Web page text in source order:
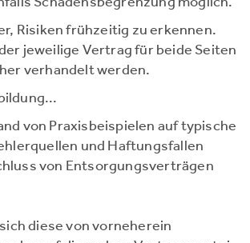
Risiken frühzeitig zu erkennen.
jeweilige Vertrag für beide Seiten
verhandelt werden.
von Praxisbeispielen auf typische
und Haftungsfallen
von Entsorgungsverträgen
diese von vorneherein